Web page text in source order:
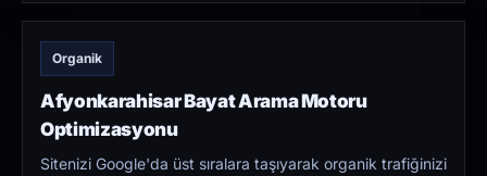
Organik
Afyonkarahisar Bayat Arama Motoru
Optimizasyonu
Sitenizi Google'da üst sıralara taşıyarak organik trafiğinizi